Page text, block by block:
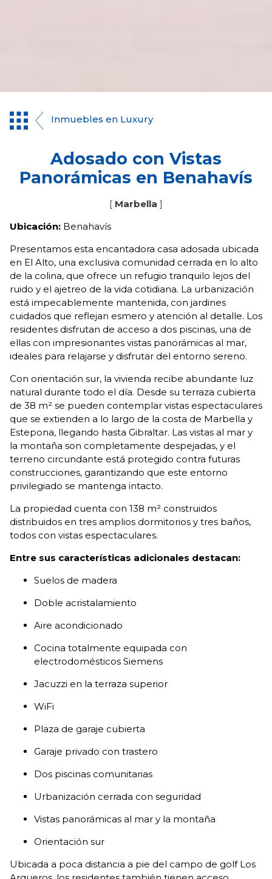
Inmuebles en Luxury
Adosado con Vistas
Panorámicas en Benahavís
[ Marbella ]
Ubicación: Benahavís
Presentamos esta encantadora casa adosada ubicada
en El Alto, una exclusiva comunidad cerrada en lo alto
de la colina, que ofrece un refugio tranquilo lejos del
ruido y el ajetreo de la vida cotidiana. La urbanización
está impecablemente mantenida, con jardines
cuidados que reflejan esmero y atención al detalle. Los
residentes disfrutan de acceso a dos piscinas, una de
ellas con impresionantes vistas panorámicas al mar,
ideales para relajarse y disfrutar del entorno sereno.
Con orientación sur, la vivienda recibe abundante luz
natural durante todo el día. Desde su terraza cubierta
de 38 m² se pueden contemplar vistas espectaculares
que se extienden a lo largo de la costa de Marbella y
Estepona, llegando hasta Gibraltar. Las vistas al mar y
la montaña son completamente despejadas, y el
terreno circundante está protegido contra futuras
construcciones, garantizando que este entorno
privilegiado se mantenga intacto.
La propiedad cuenta con 138 m² construidos
distribuidos en tres amplios dormitorios y tres baños,
todos con vistas espectaculares.
Entre sus características adicionales destacan:
Suelos de madera
Doble acristalamiento
Aire acondicionado
Cocina totalmente equipada con
electrodomésticos Siemens
Jacuzzi en la terraza superior
WiFi
Plaza de garaje cubierta
Garaje privado con trastero
Dos piscinas comunitarias
Urbanización cerrada con seguridad
Vistas panorámicas al mar y la montaña
Orientación sur
Ubicada a poca distancia a pie del campo de golf Los